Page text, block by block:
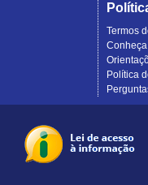
Termos
Política